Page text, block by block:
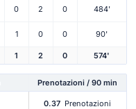
0 2 0 484'
1 0 0 90'
1 2 0 574'
Prenotazioni / 90 min
0.37 Prenotazioni